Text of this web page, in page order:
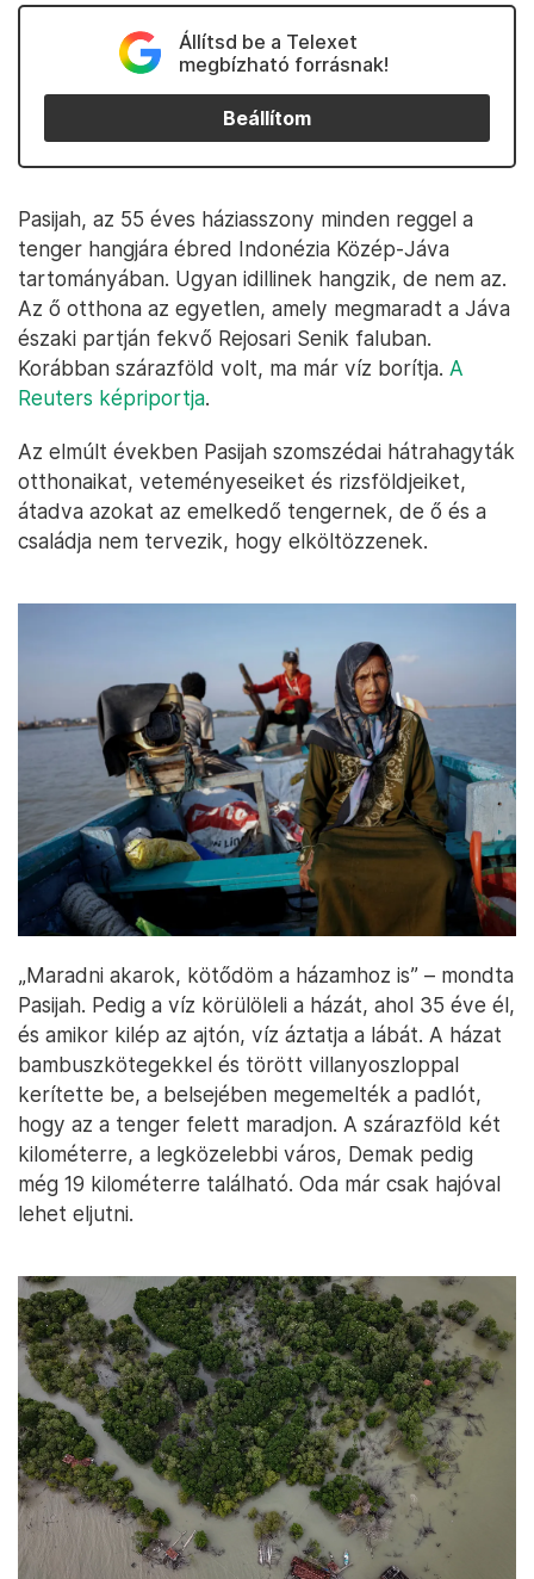
Állítsd be a Telexet
megbízható forrásnak!
Beállítom
Pasijah, az 55 éves háziasszony minden reggel a
tenger hangjára ébred Indonézia Közép-Jáva
tartományában. Ugyan idillinek hangzik, de nem az.
Az ő otthona az egyetlen, amely megmaradt a Jáva
északi partján fekvő Rejosari Senik faluban.
Korábban szárazföld volt, ma már víz borítja. A
Reuters képriportja.
Az elmúlt években Pasijah szomszédai hátrahagyták
otthonaikat, veteményeseiket és rizsföldjeiket,
átadva azokat az emelkedő tengernek, de ő és a
családja nem tervezik, hogy elköltözzenek.
„Maradni akarok, kötődöm a házamhoz is” – mondta
Pasijah. Pedig a víz körülöleli a házát, ahol 35 éve él,
és amikor kilép az ajtón, víz áztatja a lábát. A házat
bambuszkötegekkel és törött villanyoszloppal
kerítette be, a belsejében megemelték a padlót,
hogy az a tenger felett maradjon. A szárazföld két
kilométerre, a legközelebbi város, Demak pedig
még 19 kilométerre található. Oda már csak hajóval
lehet eljutni.